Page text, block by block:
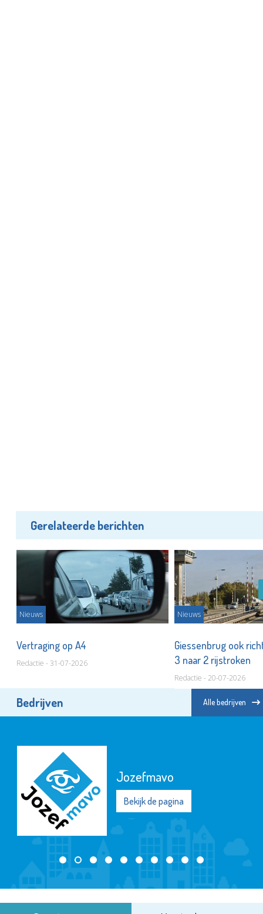
Gerelateerde berichten
Nieuws
Vertraging op A4
Redactie - 31-07-2026
Nieuws
Giessenbrug ook
3 naar 2 rijstroken
Redactie - 20-07-2026
Bedrijven Alle bedrijven
Jozefmavo
Bekijk de pagina